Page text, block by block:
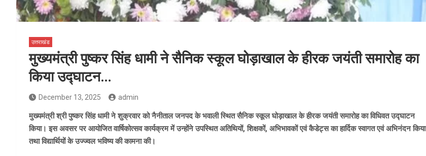
उत्तराखंड
मुख्यमंत्री पुष्कर सिंह धामी ने सैनिक स्कूल घोड़ाखाल के हीरक जयंती समारोह का
किया उद्घाटन…
December 13, 2025 admin
मुख्यमंत्री श्री पुष्कर सिंह धामी ने शुक्रवार को नैनीताल जनपद के भवाली स्थित सैनिक स्कूल घोड़ाखाल के हीरक जयंती समारोह का विधिवत उद्घाटन
किया। इस अवसर पर आयोजित वार्षिकोत्सव कार्यक्रम में उन्होंने उपस्थित अतिथियों, शिक्षकों, अभिभावकों एवं कैडेट्स का हार्दिक स्वागत एवं अभिनंदन किया
तथा विद्यार्थियों के उज्ज्वल भविष्य की कामना की।